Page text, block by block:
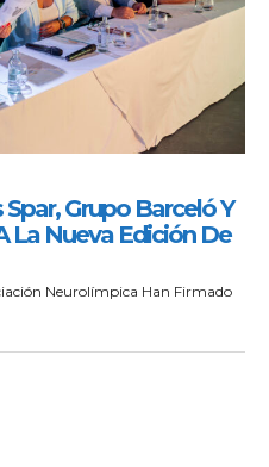
Grupo Barceló Y
La Nueva Edición De
Neurolímpica Han Firmado